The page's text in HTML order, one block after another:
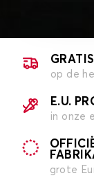
op de
E.U.
in onze
grote